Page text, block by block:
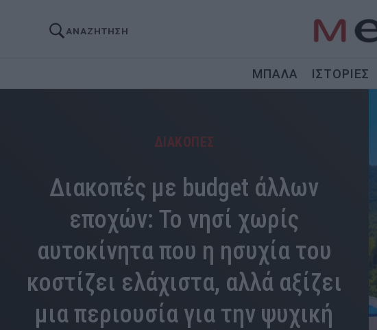
ΑΝΑΖΗΤΗΣΗ
ΜΠΑΛΑ ΙΣΤΟΡΙΕΣ
ΔΙΑΚΟΠΕΣ
Διακοπές με budget άλλων
εποχών: Το νησί χωρίς
αυτοκίνητα που η ησυχία του
κοστίζει ελάχιστα, αλλά αξίζει
μια περιουσία για την ψυχική